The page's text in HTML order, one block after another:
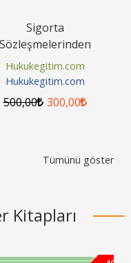
Sigorta
Sözleşmelerinden
Kaynaklanan
Zamanaşımı
Video Eğitimi
Hukukegitim.com
Hukukegitim.com
500,00 300,00
Tümünü göster
Kitapları